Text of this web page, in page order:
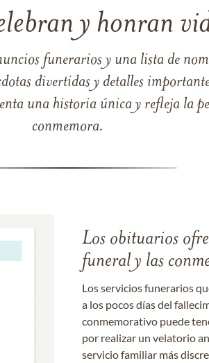
y honran
funerarios y una lista de
divertidas y detalles
una historia única y refleja la
conmemora.
Los obituarios
funeral y las
Los servicios funerarios
a los pocos días del
conmemorativo puede
por realizar un velatorio
servicio familiar más